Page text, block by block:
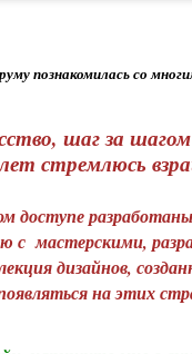
познакомилась со
шаг за
стремлюсь
мастерскими,
дизайнов,
на этих